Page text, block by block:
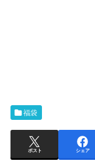
福袋
ポスト シェア